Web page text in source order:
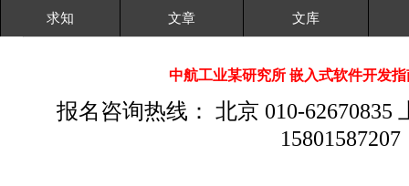
求知 文章 文库
中航工业某研究所 嵌入式软件开发
报名咨询热线： 北京 010-62670835
15801587207